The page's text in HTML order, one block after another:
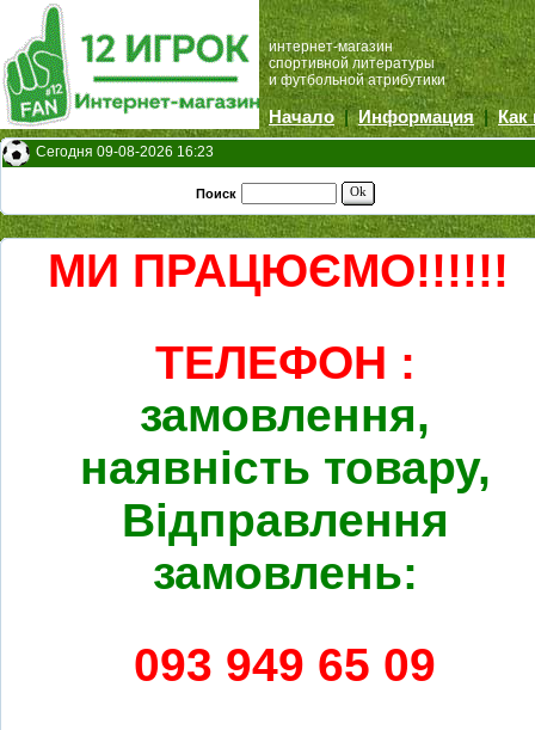
интернет-магазин
спортивной литературы
и футбольной атрибутики
Начало |Информация |Как
Сегодня 09-08-2026 16:23
Поиск Ok
МИ ПРАЦЮЄМО!!!!!!
ТЕЛЕФОН :
замовлення,
наявність товару,
Відправлення
замовлень:
093 949 65 09